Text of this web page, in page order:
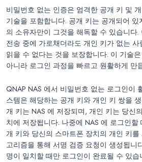
비밀번호 없는 인증은 엄격한 공개 키 및
기술을 포함합니다. 공개 키는 공개되어 있
의 소유자만이 그것을 해독할 수 있습니다.
전송 중에 가로채더라도 개인 키가 없는 사
읽을 수 없다는 것을 보장합니다. 이 기술
아니라 로그인 과정을 빠르고 원활하게 만
QNAP NAS 에서 비밀번호 없는 로그인이
스템은 해당하는 공개 키와 개인 키 쌍을
개 키는 NAS 에 저장되며, 개인 키는 당신
치에 저장됩니다. 나중에 NAS 에 로그인할
개 키와 당신의 스마트폰 장치의 개인 키를
고리즘을 통해 서명 검증 요청이 생성됩니
명이 일치할 때만 로그인이 완료될 수 있습